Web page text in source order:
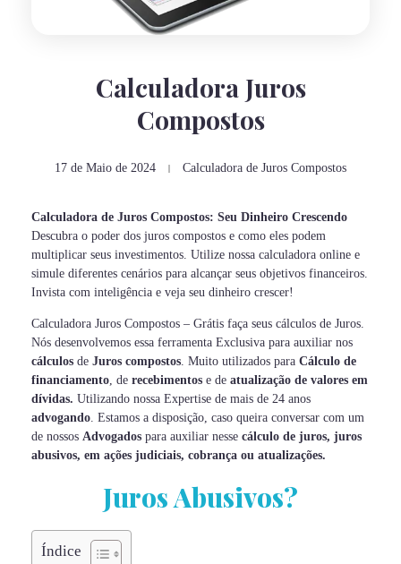
Calculadora Juros
Compostos
17 de Maio de 2024 Calculadora de Juros Compostos
Calculadora de Juros Compostos: Seu Dinheiro Crescendo
Descubra o poder dos juros compostos e como eles podem
multiplicar seus investimentos. Utilize nossa calculadora online e
simule diferentes cenários para alcançar seus objetivos financeiros.
Invista com inteligência e veja seu dinheiro crescer!
Calculadora Juros Compostos – Grátis faça seus cálculos de Juros.
Nós desenvolvemos essa ferramenta Exclusiva para auxiliar nos
cálculos de Juros compostos . Muito utilizados para Cálculo de
financiamento , de recebimentos e de atualização de valores em
dívidas. Utilizando nossa Expertise de mais de 24 anos
advogando . Estamos a disposição, caso queira conversar com um
de nossos Advogados para auxiliar nesse cálculo de juros, juros
abusivos, em ações judiciais, cobrança ou atualizações.
Juros Abusivos?
Índice